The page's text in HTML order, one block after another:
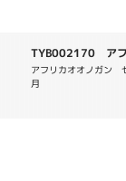
TYB002170 ア
アフリカオオノガン
月